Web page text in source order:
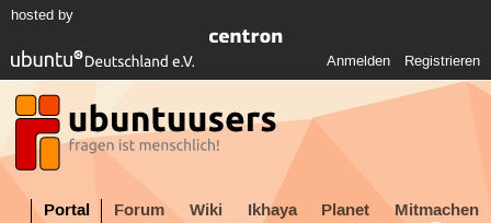
hosted by
Anmelden Registrieren
Portal Forum Wiki Ikhaya Planet Mitmachen